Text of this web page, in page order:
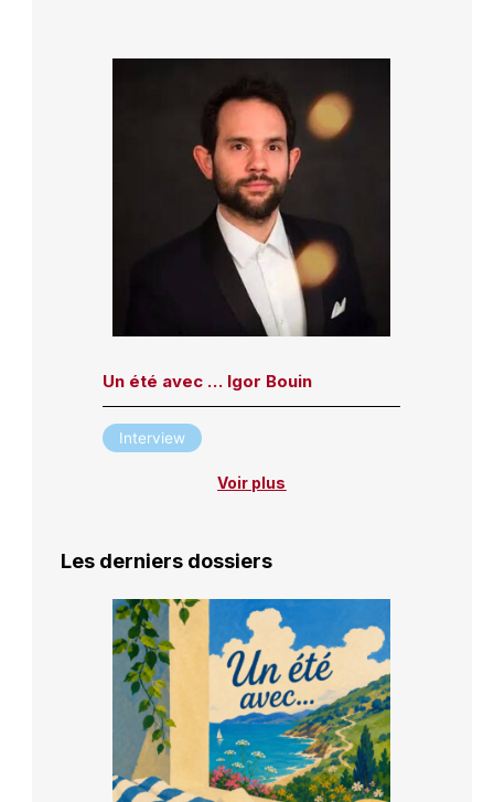
Un été avec … Igor Bouin
Interview
Voir plus
Les derniers dossiers